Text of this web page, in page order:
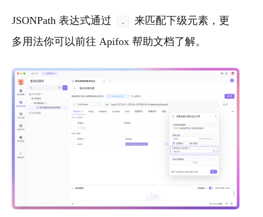
JSONPath 表达式通过 .
来匹配下级元素，更
多用法你可以前往 Apifox 帮助文档了解。